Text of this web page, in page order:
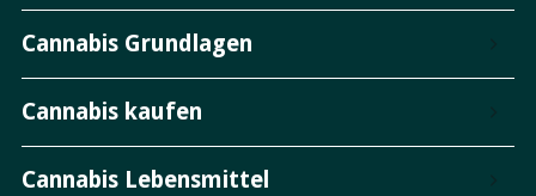
Cannabis Grundlagen
Cannabis kaufen
Cannabis Lebensmittel